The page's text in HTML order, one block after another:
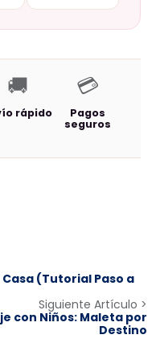
🚚
rápido
💳
Pagos
seguros
(Tutorial Paso a
Siguiente Artículo >
con Niños: Maleta por
Destino